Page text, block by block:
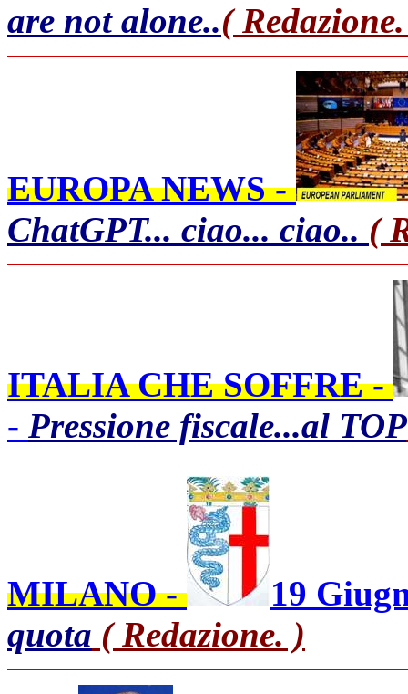
are not alone..(
EUROPA NEWS -
ChatGPT... ciao... ciao.. (
ITALIA CHE SOFFRE -
- Pressione fiscale...al TOP
MILANO -
19
quota ( Redazione. )